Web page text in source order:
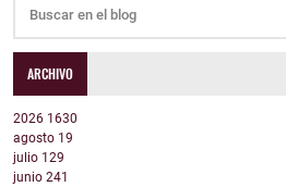
ARCHIVO
2026 1630
agosto 19
julio 129
junio 241